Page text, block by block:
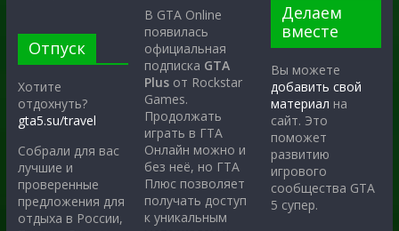
Отпуск
Хотите
отдохнуть?
gta5.su/travel
Собрали для вас
лучшие и
проверенные
предложения для
отдыха в России,
В GTA Online
появилась
официальная
подписка GTA
Plus от Rockstar
Games.
Продолжать
играть в ГТА
Онлайн можно и
без неё, но ГТА
Плюс позволяет
получать доступ
к уникальным
Делаем
вместе
Вы можете
добавить свой
материал на
сайт. Это
поможет
развитию
игрового
сообщества GTA
5 супер.